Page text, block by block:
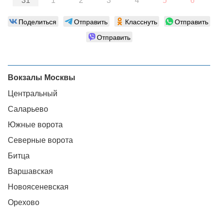
Поделиться Отправить Класснуть
Отправить
Отправить
Вокзалы Москвы
Центральный
Саларьево
Южные ворота
Северные ворота
Битца
Варшавская
Новоясеневская
Орехово